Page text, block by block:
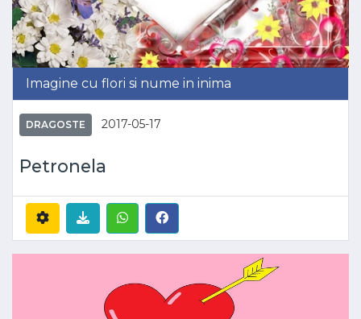
Imagine cu flori si nume in inima
DRAGOSTE 2017-05-17
Petronela